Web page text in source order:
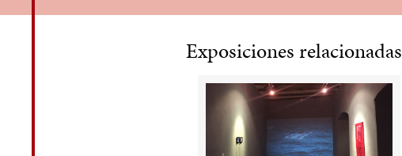
Exposiciones relacionadas